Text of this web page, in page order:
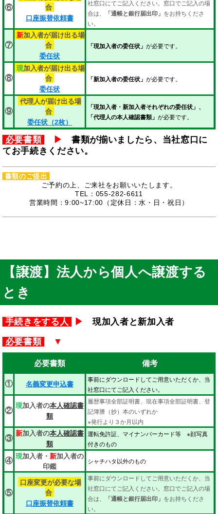
⑥
合
口座振替依頼書
社窓口にてご記入ください。窓口でご記入の場
合は、
「通帳と銀行届出印」 をお持ちくださ
い。
⑦
新加入者が届け出る場
合
委任状
「現加入者の委任状」 が必要です。
⑧
現加入者が届け出る場
合
委任状
「新加入者の委任状」 が必要です。
⑨
代理人が届け出る場
合
委任状（2枚）
「現加入者・新加入者それぞれの委任状」、
「代理人の本人確認書類」 が必要です。
必要書類 ▶
書類が揃いましたら、当社窓口に
てお手続きください。
書類のご提出
ご予約の上、ご来社をお願いいたします。
TEL：055-282-6611
営業時間：9:00~17:00（定休日：水・日・祝日）
【譲渡】法人から個人へ譲渡する
とき
手続きをする人 ▶ 現加入者と新加入者
必要書類 ▼
必要書類 備考
① 名義変更申込書
事前にダウンロードしてご用意いただくか、当
社窓口にてご記入ください。
②
現加入者の本人確認書
類
履歴事項全部証明書、現在事項全部証明書、登
記簿謄（抄）本のいずれか
※発行より３か月以内
③
新加入者の本人確認書
類
運転免許証、マイナンバーカード等 ※顔写真
付きのもの
④
現加入者・ 新加入者の
印鑑
シャチハタ以外のもの
⑤
口座変更が必要な場
合
口座振替依頼書
事前にダウンロードしてご用意いただくか、当
社窓口にてご記入ください。窓口でご記入の場
合は、
「通帳と銀行届出印」 をお持ちくださ
い。